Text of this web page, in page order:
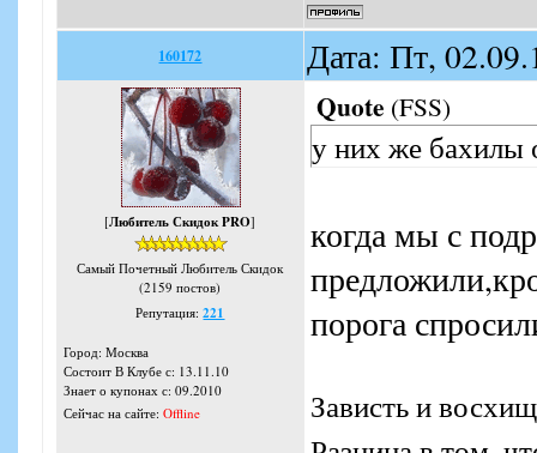
160172 Дата: Пт,
[Любитель Скидок PRO]
Самый Почетный Любитель Скидок
(2159 постов)
Репутация:221
Город: Москва
Состоит В Клубе с: 13.11.10
Знает о купонах с: 09.2010
Сейчас на сайте: Offline
Quote (FSS)
у них же бахилы
когда мы с
порога
Зависть и